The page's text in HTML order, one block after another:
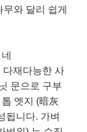
와 달리 쉽게
다재다능한 사
문으로 구부
엣지 (暗灰
됩니다. 가벼